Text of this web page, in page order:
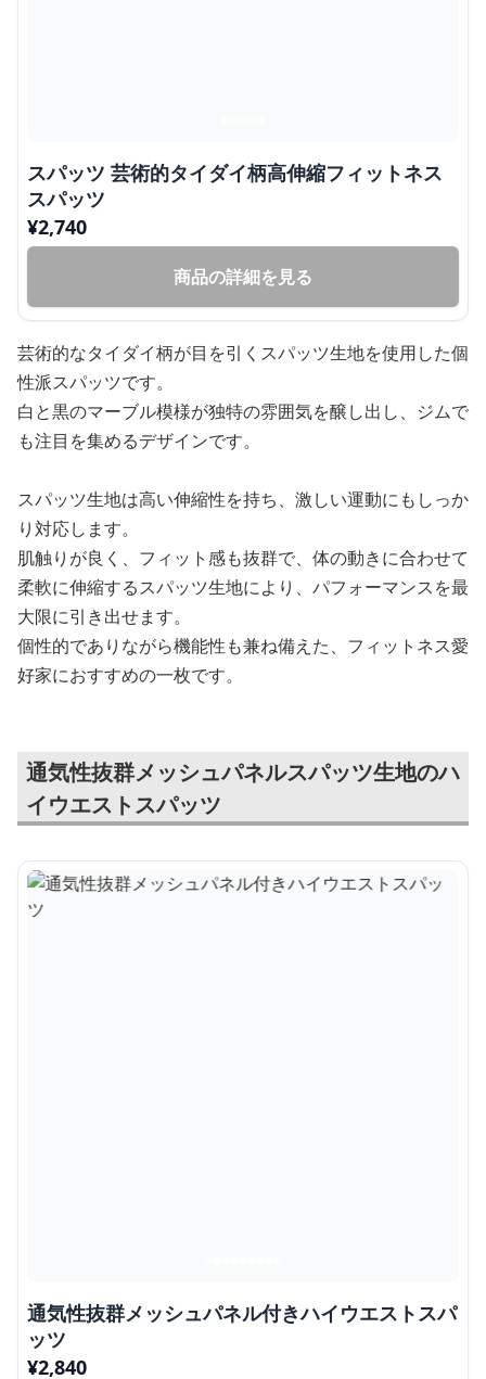
スパッツ 芸術的タイダイ柄高伸縮フィットネス
スパッツ
¥2,740
商品の詳細を見る
芸術的なタイダイ柄が目を引くスパッツ生地を使用した個
性派スパッツです。
白と黒のマーブル模様が独特の雰囲気を醸し出し、ジムで
も注目を集めるデザインです。
スパッツ生地は高い伸縮性を持ち、激しい運動にもしっか
り対応します。
肌触りが良く、フィット感も抜群で、体の動きに合わせて
柔軟に伸縮するスパッツ生地により、パフォーマンスを最
大限に引き出せます。
個性的でありながら機能性も兼ね備えた、フィットネス愛
好家におすすめの一枚です。
通気性抜群メッシュパネルスパッツ生地のハ
イウエストスパッツ
通気性抜群メッシュパネル付きハイウエストスパ
ッツ
¥2,840